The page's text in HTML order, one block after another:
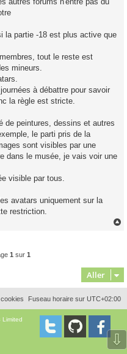
la partie -18 est plus active que
tout le reste est
mineurs.
à débattre pour savoir
la règle est stricte.
de peintures, dessins et autres
le parti pris de la
sont visibles par une
dans le musée, je vais voir une
visible par tous.
avatars uniquement sur la
restriction.
1 sur 1
Aller
Fuseau horaire sur UTC+02:00
Limited
⇩